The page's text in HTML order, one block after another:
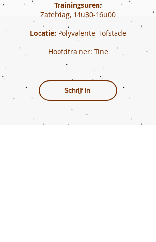
Trainingsuren:
Zaterdag, 14u30-16u00
Locatie: Polyvalente Hofstade
Hoofdtrainer: Tine
Schrijf in